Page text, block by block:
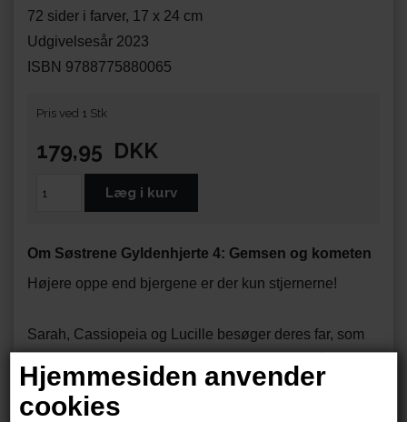
Hjemmesiden anvender
cookies
72 sider i farver, 17 x 24 cm
Udgivelsesår 2023
ISBN 9788775880065
Pris ved 1 Stk
179,95 DKK
Om Søstrene Gyldenhjerte 4: Gemsen og kometen
Højere oppe end bjergene er der kun stjernerne!
Sarah, Cassiopeia og Lucille besøger deres far, som
komet skal passere jorden. Men da hans teleskop går i
stykker, kalder arbejdet, og de tre søstre må tage